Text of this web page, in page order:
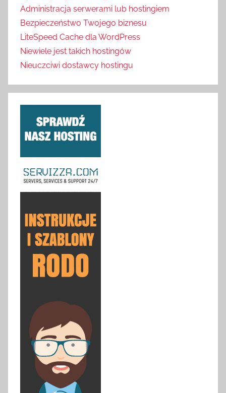
Administracja serwerami lub hostingiem
Bezpieczeństwo Twojego biznesu
LiteSpeed Cache dla WordPress
Niewiele jest takich hostingów
Nieuczciwi dostawcy hostingu